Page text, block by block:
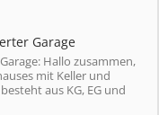
Garage
Hallo zusammen,
mit Keller und
aus KG, EG und